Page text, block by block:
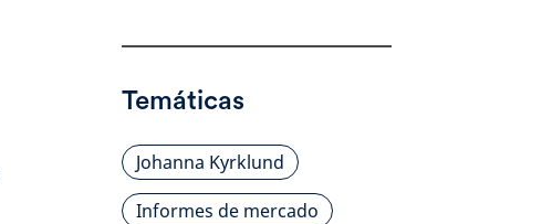
Temáticas
Johanna Kyrklund
Informes de mercado